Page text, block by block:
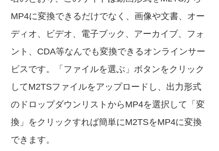
MP4に変換できるだけでなく、画像や文書、オー
ディオ、ビデオ、電子ブック、アーカイブ、フォ
ント、CDA等なんでも変換できるオンラインサー
ビスです。「ファイルを選ぶ」ボタンをクリック
してM2TSファイルをアップロードし、出力形式
のドロップダウンリストからMP4を選択して「変
換」をクリックすれば簡単にM2TSをMP4に変換
できます。